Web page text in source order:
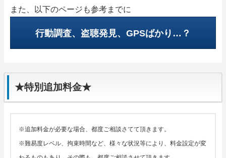
また、以下のページも参考までに
行動調査、盗聴発見、GPSばかり…？
★特別追加料金★
※追加料金が必要な場合、都度ご相談さてて頂きます。
※難易度レベル、拘束時間など、様々な状況等により、料金設定が変